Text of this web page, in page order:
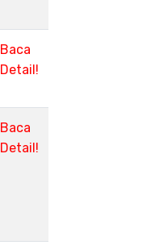
Baca
Detail!
Baca
Detail!